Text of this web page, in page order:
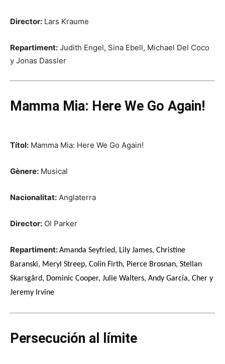
Director: Lars Kraume
Repartiment: Judith Engel, Sina Ebell, Michael Del Coco
y Jonas Dassler
Mamma Mia: Here We Go Again!
Títol: Mamma Mia: Here We Go Again!
Gènere: Musical
Nacionalitat: Anglaterra
Director: Ol Parker
Repartiment:Amanda Seyfried, Lily James, Christine
Baranski, Meryl Streep, Colin Firth, Pierce Brosnan, Stellan
Skarsgård, Dominic Cooper, Julie Walters, Andy García, Cher y
Jeremy Irvine
Persecución al límite